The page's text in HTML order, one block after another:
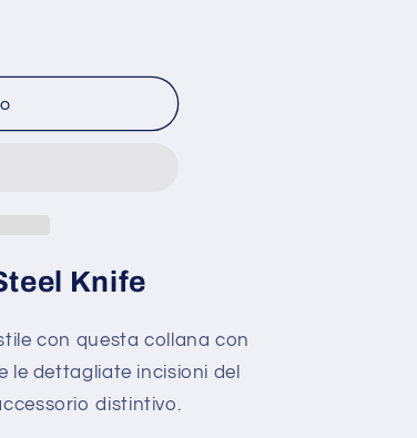
Knife
con questa collana con
le dettagliate incisioni del
distintivo.